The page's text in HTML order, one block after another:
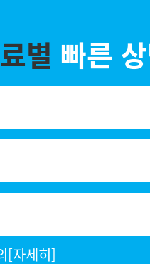
별 빠른
[자세히]